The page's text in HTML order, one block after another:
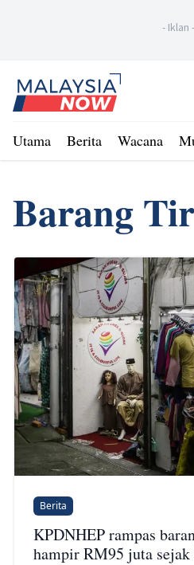
- Iklan -
Home
Utama Berita Wacana
Barang
Berita
KPDNHEP rampas
hampir RM95 juta sejak